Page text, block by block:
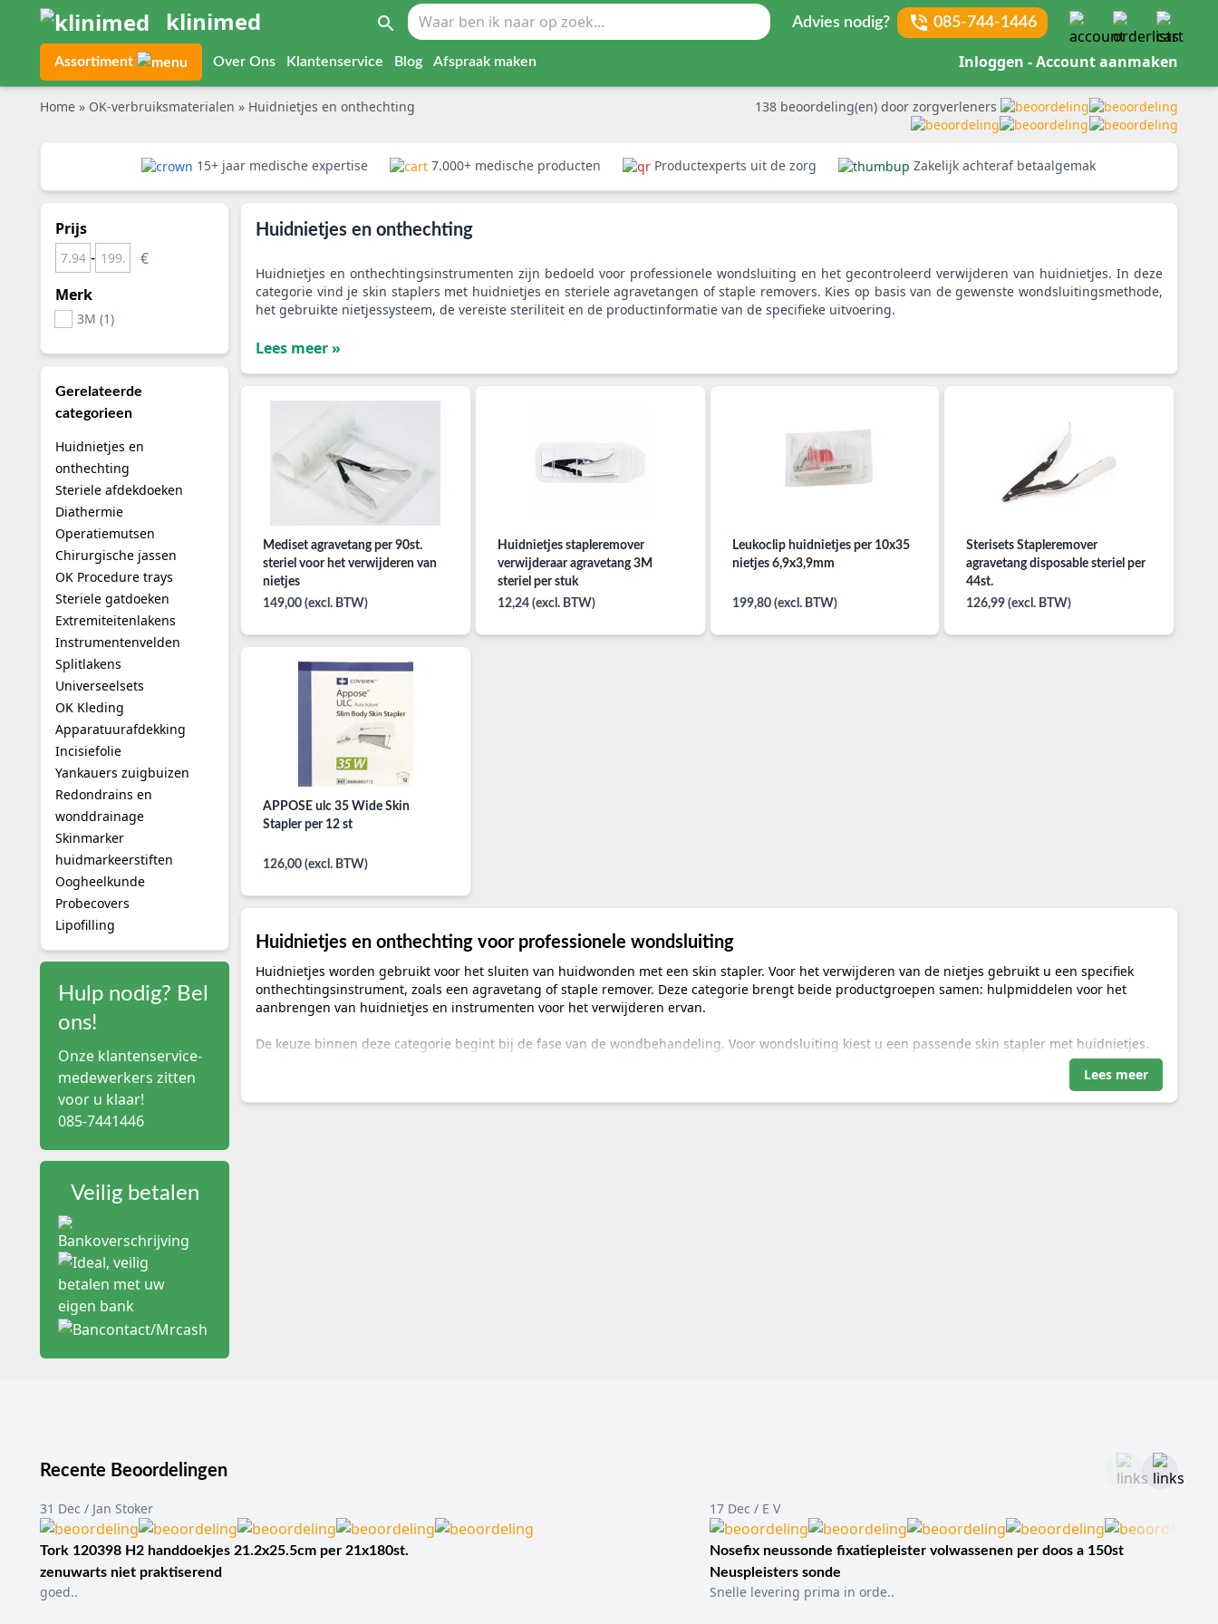
klinimed Advies nodig? 085-744-1446
Assortiment Over Ons Klantenservice Blog Afspraak maken Inloggen - Account aanmaken
Home » OK-verbruiksmaterialen » Huidnietjes en onthechting 138 beoordeling(en) door zorgverleners
15+ jaar medische expertise 7.000+ medische producten Productexperts uit de zorg Zakelijk achteraf betaalgemak
Prijs
-
Merk
3M (1)
Gerelateerde
categorieen
Huidnietjes en
onthechting
Steriele afdekdoeken
Diathermie
Operatiemutsen
Chirurgische jassen
OK Procedure trays
Steriele gatdoeken
Extremiteitenlakens
Instrumentenvelden
Splitlakens
Universeelsets
OK Kleding
Apparatuurafdekking
Incisiefolie
Yankauers zuigbuizen
Redondrains en
wonddrainage
Skinmarker
huidmarkeerstiften
Oogheelkunde
Probecovers
Lipofilling
Hulp nodig? Bel
ons!
Onze klantenservice-
medewerkers zitten
voor u klaar!
085-7441446
Veilig betalen
Huidnietjes en onthechting
Huidnietjes en onthechtingsinstrumenten zijn bedoeld voor professionele wondsluiting en het gecontroleerd verwijderen van huidnietjes. In deze
categorie vind je skin staplers met huidnietjes en steriele agravetangen of staple removers. Kies op basis van de gewenste wondsluitingsmethode,
het gebruikte nietjessysteem, de vereiste steriliteit en de productinformatie van de specifieke uitvoering.
Lees meer »
Mediset agravetang per 90st.
steriel voor het verwijderen van
nietjes
149,00 (excl. BTW)
Huidnietjes stapleremover
verwijderaar agravetang 3M
steriel per stuk
12,24 (excl. BTW)
Leukoclip huidnietjes per 10x35
nietjes 6,9x3,9mm
199,80 (excl. BTW)
Sterisets Stapleremover
agravetang disposable steriel per
44st.
126,99 (excl. BTW)
APPOSE ulc 35 Wide Skin
Stapler per 12 st
126,00 (excl. BTW)
Huidnietjes en onthechting voor professionele wondsluiting
Huidnietjes worden gebruikt voor het sluiten van huidwonden met een skin stapler. Voor het verwijderen van de nietjes gebruikt u een specifiek
onthechtingsinstrument, zoals een agravetang of staple remover. Deze categorie brengt beide productgroepen samen: hulpmiddelen voor het
aanbrengen van huidnietjes en instrumenten voor het verwijderen ervan.
De keuze binnen deze categorie begint bij de fase van de wondbehandeling. Voor wondsluiting kiest u een passende skin stapler met huidnietjes.
Voor het verwijderen van aanwezige nietjes kiest u een geschikt onthechtingsinstrument. De specifieke productpagina blijft leidend voor
Een skin stapler is een hulpmiddel waarmee huidnietjes kunnen worden aangebracht. Er zijn verschillende uitvoeringen en systemen beschikbaar.
Vergelijk een skin stapler niet uitsluitend op basis van de productnaam. Controleer altijd het type nietjessysteem, de productuitvoering en de
informatie van de fabrikant. Gebruik een stapler uitsluitend volgens de gebruiksinstructies en binnen de werkwijze van uw zorginstelling of
Lees meer
Recente Beoordelingen
31 Dec / Jan Stoker
Tork 120398 H2 handdoekjes 21.2x25.5cm per 21x180st.
zenuwarts niet praktiserend
goed..
17 Dec / E V
Nosefix neussonde fixatiepleister volwassenen per doos a 150st
Neuspleisters sonde
Snelle levering prima in orde..